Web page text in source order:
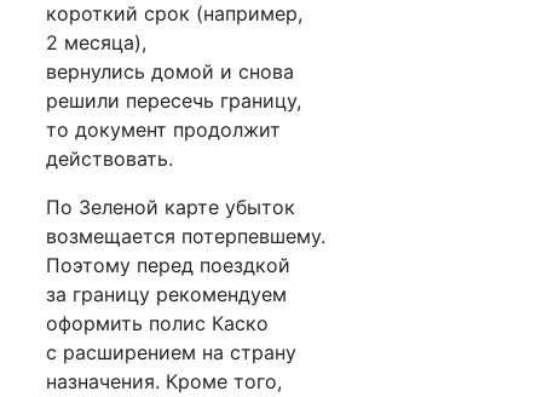
короткий срок (например,
2 месяца),
вернулись домой и снова
решили пересечь границу,
то документ продолжит
действовать.
По Зеленой карте убыток
возмещается потерпевшему.
Поэтому перед поездкой
за границу рекомендуем
оформить полис Каско
с расширением на страну
назначения. Кроме того,